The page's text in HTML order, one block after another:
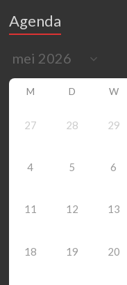
Agenda
M D W
27 28 29
4 5 6
11 12 13
18 19 20